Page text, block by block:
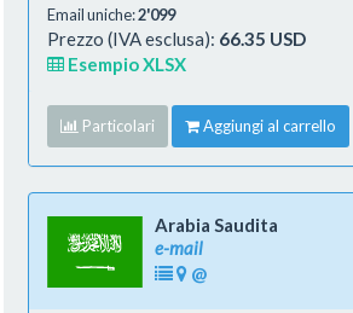
Email uniche:2'099
Prezzo (IVA esclusa): 66.35 USD
Esempio XLSX
Particolari Aggiungi al carrello
Arabia Saudita
e-mail
@